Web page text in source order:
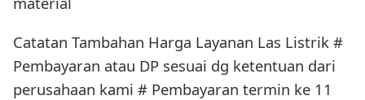
Catatan Tambahan Harga Layanan Las Listrik #
Pembayaran atau DP sesuai dg ketentuan dari
perusahaan kami # Pembayaran termin ke 11